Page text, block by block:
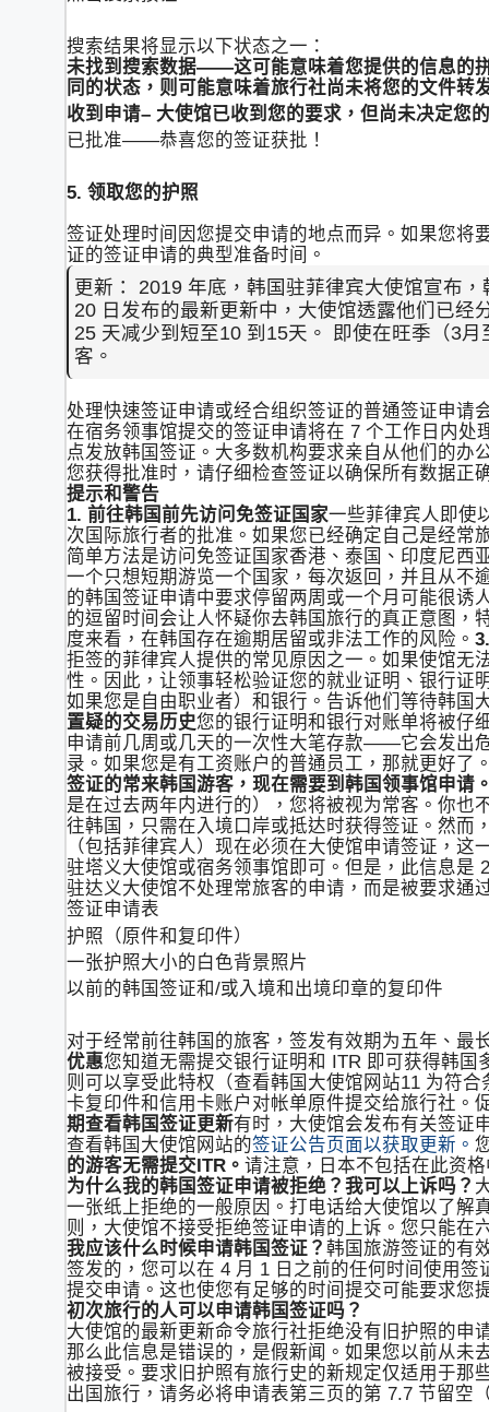
搜索结果将显示以下状态之一：
未找到搜索数据——这可能意味着您提供的信息的
同的状态，则可能意味着旅行社尚未将您的文件转
收到申请– 大使馆已收到您的要求，但尚未决定您
已批准——恭喜您的签证获批！
5. 领取您的护照
签证处理时间因您提交申请的地点而异。如果您将
证的签证申请的典型准备时间。
更新： 2019 年底，韩国驻菲律宾大使馆宣布
20 日发布的最新更新中，大使馆透露他们已经
25 天减少到短至10 到15天。 即使在旺季（3
客。
处理快速签证申请或经合组织签证的普通签证申请
在宿务领事馆提交的签证申请将在 7 个工作日内
点发放韩国签证。大多数机构要求亲自从他们的
您获得批准时，请仔细检查签证以确保所有数据正
提示和警告
1. 前往韩国前先访问免签证国家一些菲律宾人即使
次国际旅行者的批准。如果您已经确定自己是经常
简单方法是访问免签证国家香港、泰国、印度尼西
一个只想短期游览一个国家，每次返回，并且从不
的韩国签证申请中要求停留两周或一个月可能很诱
的逗留时间会让人怀疑你去韩国旅行的真正意图，
度来看，在韩国存在逾期居留或非法工作的风险。
拒签的菲律宾人提供的常见原因之一。如果使馆无
性。因此，让领事轻松验证您的就业证明、银行证
如果您是自由职业者）和银行。告诉他们等待韩国
置疑的交易历史您的银行证明和银行对账单将被
申请前几周或几天的一次性大笔存款——它会发出
录。如果您是有工资账户的普通员工，那就更好了
签证的常来韩国游客，现在需要到韩国领事馆申请
是在过去两年内进行的），您将被视为常客。你也
往韩国，只需在入境口岸或抵达时获得签证。然而
（包括菲律宾人）现在必须在大使馆申请签证，
驻塔义大使馆或宿务领事馆即可。但是，此信息是
驻达义大使馆不处理常旅客的申请，而是被要求通
签证申请表
护照（原件和复印件）
一张护照大小的白色背景照片
以前的韩国签证和/或入境和出境印章的复印件
对于经常前往韩国的旅客，签发有效期为五年、最
优惠您知道无需提交银行证明和 ITR 即可获得韩
则可以享受此特权（查看韩国大使馆网站11 为符
卡复印件和信用卡账户对帐单原件提交给旅行社。
期查看韩国签证更新有时，大使馆会发布有关签证
查看韩国大使馆网站的签证公告页面以获取更新。
的游客无需提交ITR。 请注意，日本不包括在此资
为什么我的韩国签证申请被拒绝？我可以上诉吗？
一张纸上拒绝的一般原因。打电话给大使馆以了解
则，大使馆不接受拒绝签证申请的上诉。您只能在
我应该什么时候申请韩国签证？ 韩国旅游签证的有
签发的，您可以在 4 月 1 日之前的任何时间使用
提交申请。这也使您有足够的时间提交可能要求您
初次旅行的人可以申请韩国签证吗？
大使馆的最新更新命令旅行社拒绝没有旧护照的申
那么此信息是错误的，是假新闻。如果您以前从未
被接受。要求旧护照有旅行史的新规定仅适用于那
出国旅行，请务必将申请表第三页的第 7.7 节留空